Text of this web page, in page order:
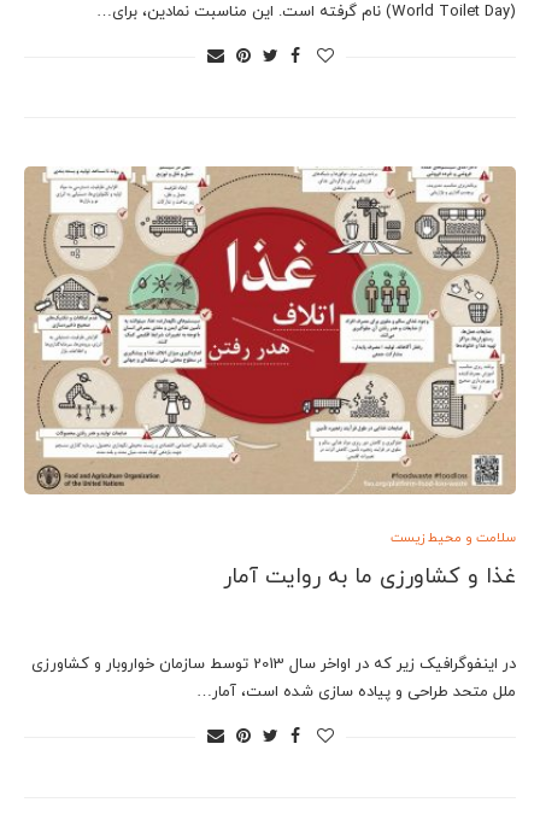
(World Toilet Day) نام گرفته است. این مناسبت نمادین، برای…
سلامت و محیط زیست
غذا و کشاورزی ما به روایت آمار
در اینفوگرافیک زیر که در اواخر سال 2013 توسط سازمان خواروبار و کشاورزی
ملل متحد طراحی و پیاده سازی شده است، آمار…